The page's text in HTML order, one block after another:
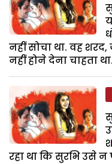
नहीं सोचा था. वह
नहीं होने देना चाहता था.
रहा था कि सुरभि उसे